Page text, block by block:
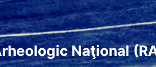
Naţional